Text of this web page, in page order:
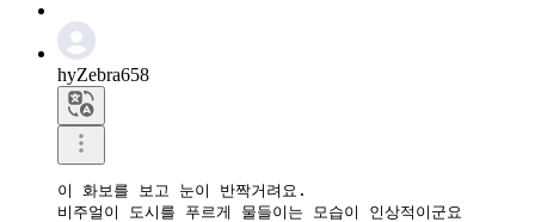
hyZebra658
이 화보를 보고 눈이 반짝거려요.
비주얼이 도시를 푸르게 물들이는 모습이 인상적이군요